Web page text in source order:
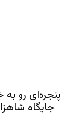
پنجره‌ای رو به